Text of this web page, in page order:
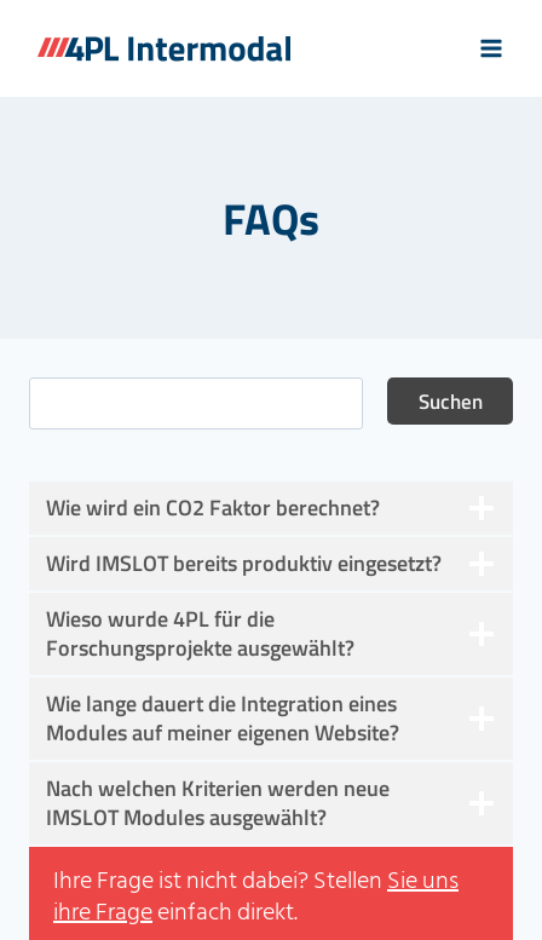
Inhalt
FAQs
Wie wird ein CO2 Faktor berechnet?
Wird IMSLOT bereits produktiv eingesetzt?
Wieso wurde 4PL für die
Forschungsprojekte ausgewählt?
Wie lange dauert die Integration eines
Modules auf meiner eigenen Website?
Nach welchen Kriterien werden neue
IMSLOT Modules ausgewählt?
Ihre Frage ist nicht dabei? StellenSie uns
ihre Frageeinfach direkt.